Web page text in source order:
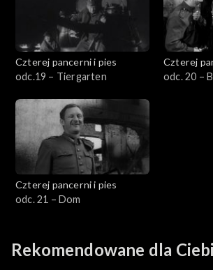
Czterej pancerni i pies
odc.19 – Tiergarten
Czterej
odc. 20 –
Czterej pancerni i pies
odc. 21 – Dom
Rekomendowane dla